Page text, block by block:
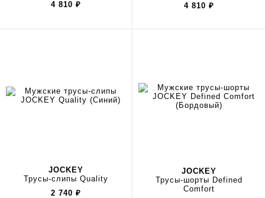
4 810 ₽
4 810 ₽
JOCKEY
Трусы-слипы Quality
2 740 ₽
JOCKEY
Трусы-шорты Defined
Comfort